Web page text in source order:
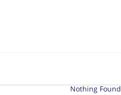
Nothing Found